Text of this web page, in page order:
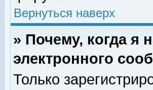
Вернуться наверх
» Почему, когда я
электронного
Только